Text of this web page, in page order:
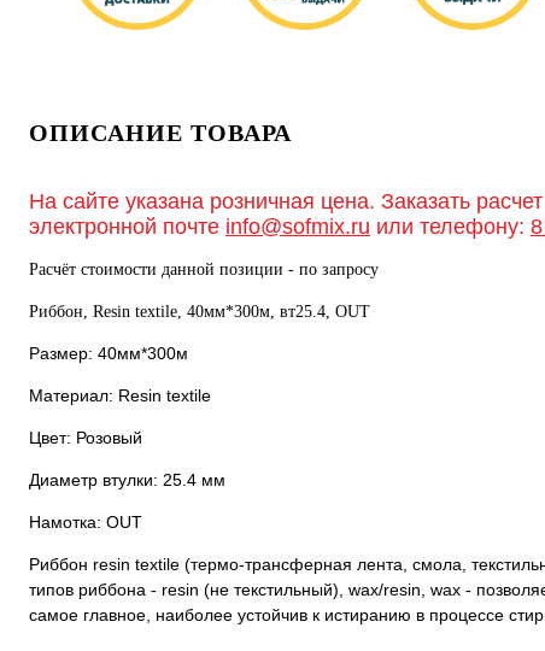
ОПИСАНИЕ ТОВАРА
На сайте указана розничная цена. Заказать
электронной почте info@sofmix.ru или телефону:
Расчёт стоимости данной позиции - по запросу
Риббон, Resin textile, 40мм*300м, вт25.4, OUT
Размер: 40мм*300м
Материал: Resin textile
Цвет: Розовый
Диаметр втулки: 25.4 мм
Намотка: OUT
Риббон resin textile (термо-трансферная лента, смола,
типов риббона - resin (не текстильный), wax/resin, wax -
самое главное, наиболее устойчив к истиранию в процессе